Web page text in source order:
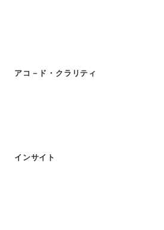
アコ－ド・クラリティ
インサイト